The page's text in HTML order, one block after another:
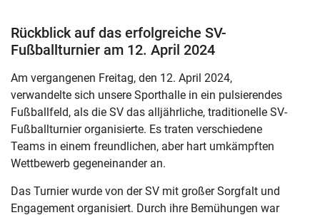
Rückblick auf das erfolgreiche SV-
Fußballturnier am 12. April 2024
Am vergangenen Freitag, den 12. April 2024,
verwandelte sich unsere Sporthalle in ein pulsierendes
Fußballfeld, als die SV das alljährliche, traditionelle SV-
Fußballturnier organisierte. Es traten verschiedene
Teams in einem freundlichen, aber hart umkämpften
Wettbewerb gegeneinander an.
Das Turnier wurde von der SV mit großer Sorgfalt und
Engagement organisiert. Durch ihre Bemühungen war